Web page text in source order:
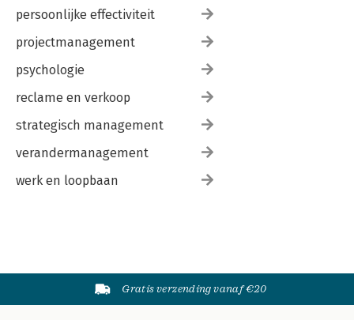
persoonlijke effectiviteit
projectmanagement
psychologie
reclame en verkoop
strategisch management
verandermanagement
werk en loopbaan
Gratis verzending vanaf €20